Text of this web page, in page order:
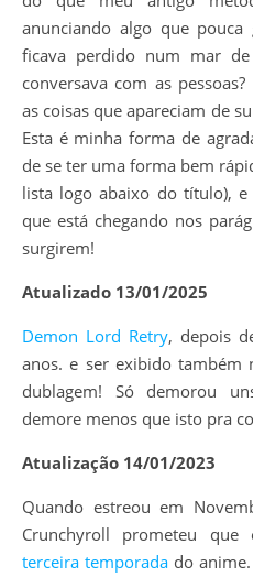
anunciando algo que
ficava perdido num mar
conversava com as
as coisas que apareciam de
Esta é minha forma de
de se ter uma forma bem
lista logo abaixo do título),
que está chegando nos
surgirem!
Atualizado 13/01/2025
Demon Lord Retry, depois
anos. e ser exibido também
dublagem! Só demorou
demore menos que isto pra
Atualização 14/01/2023
Quando estreou em
Crunchyroll prometeu
terceira temporadado anime.